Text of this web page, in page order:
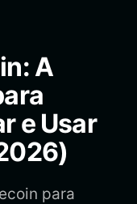
A
e Usar
para